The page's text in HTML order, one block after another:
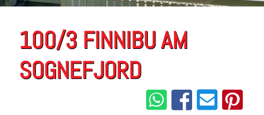
100/3 FINNIBU AM
SOGNEFJORD